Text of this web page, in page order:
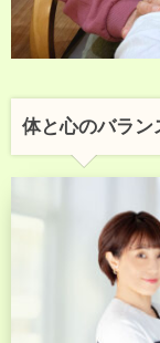
体と心のバラン